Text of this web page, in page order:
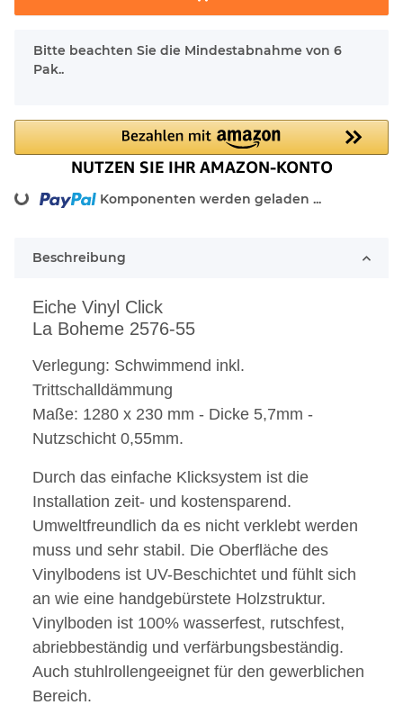
x
Bitte beachten Sie die Mindestabnahme von 6
Pak..
Komponenten werden geladen ...
Beschreibung
Eiche Vinyl Click
La Boheme 2576-55
Verlegung: Schwimmend inkl.
Trittschalldämmung
Maße: 1280 x 230 mm - Dicke 5,7mm -
Nutzschicht 0,55mm.
Durch das einfache Klicksystem ist die
Installation zeit- und kostensparend.
Umweltfreundlich da es nicht verklebt werden
muss und sehr stabil. Die Oberfläche des
Vinylbodens ist UV-Beschichtet und fühlt sich
an wie eine handgebürstete Holzstruktur.
Vinylboden ist 100% wasserfest, rutschfest,
abriebbeständig und verfärbungsbeständig.
Auch stuhlrollengeeignet für den gewerblichen
Bereich.